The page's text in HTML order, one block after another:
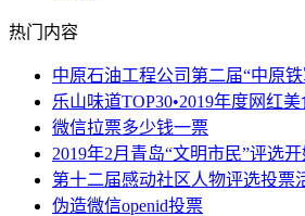
热门内容
中原石油工程公司第二届“中原
乐山味道TOP30•2019年度网红
微信拉票多少钱一票
2019年2月青岛“文明市民”评选
第十二届感动社区人物评选投票
伪造微信openid投票